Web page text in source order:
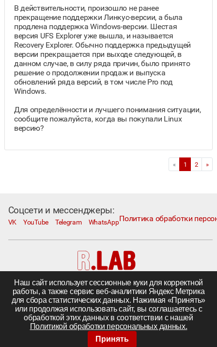
В действительности, произошло не ранее
прекращение поддержки Линкус-версии, а была
продлена поддержка Windows-версии. Шестая
версия UFS Explorer уже вышла, и называется
Recovery Explorer. Обычно поддержка предыдущей
версии прекращается при выходе следующей, в
данном случае, в силу ряда причин, было принято
решение о продолжении продаж и выпуска
обновлений ряда версий, в том числе Pro под
Windows.
Для определённости и лучшего понимания ситуации,
сообщите пожалуйста, когда вы покупали Linux
версию?
« 1 2 »
Соцсети и мессенджеры:
VK YouTube Telegram WhatsAppПолитика обработки
Москва, Коровий Вал, д. 1А, стр. 1
Телефон:+7 495 230−1000; e-mail:in@rlab.ru
Другие города|Поставка комплектующих
©ООО «R.LAB», 2005—2026
Наш сайт использует сессионные куки для корректной
работы, а также сервис веб-аналитики Яндекс Метрика
для сбора статистических данных. Нажимая «Принять»
или продолжая использовать сайт, вы соглашаетесь с
обработкой этих данных в соответствии с нашей
Политикой обработки персональных данных.
Принять